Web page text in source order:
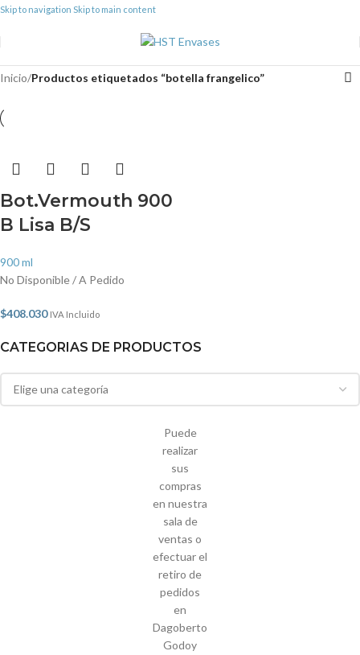
Skip to navigation Skip to main content
CATEGORIAS DE PRODUCTOS
Puede
realizar
sus
compras
en nuestra
sala de
ventas o
efectuar el
retiro de
pedidos
en
Dagoberto
Godoy
Inicio/Productos etiquetados “botella frangelico”
Bot.Vermouth 900
B Lisa B/S
900 ml
No Disponible / A Pedido
$408.030 IVA Incluido